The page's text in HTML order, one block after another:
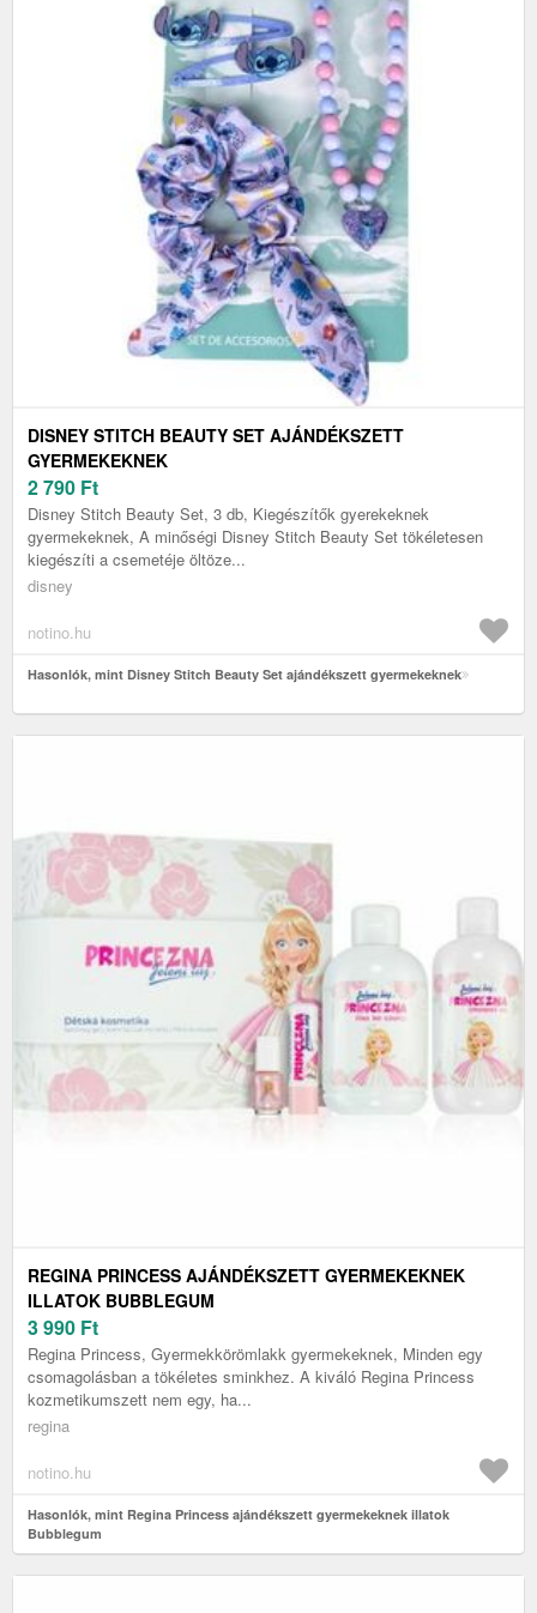
DISNEY STITCH BEAUTY SET AJÁNDÉKSZETT
GYERMEKEKNEK
2 790 Ft
Disney Stitch Beauty Set, 3 db, Kiegészítők gyerekeknek
gyermekeknek, A minőségi Disney Stitch Beauty Set tökéletesen
kiegészíti a csemetéje öltöze...
disney
notino.hu
Hasonlók, mint Disney Stitch Beauty Set ajándékszett gyermekeknek
REGINA PRINCESS AJÁNDÉKSZETT GYERMEKEKNEK
ILLATOK BUBBLEGUM
3 990 Ft
Regina Princess, Gyermekkörömlakk gyermekeknek, Minden egy
csomagolásban a tökéletes sminkhez. A kiváló Regina Princess
kozmetikumszett nem egy, ha...
regina
notino.hu
Hasonlók, mint Regina Princess ajándékszett gyermekeknek illatok
Bubblegum